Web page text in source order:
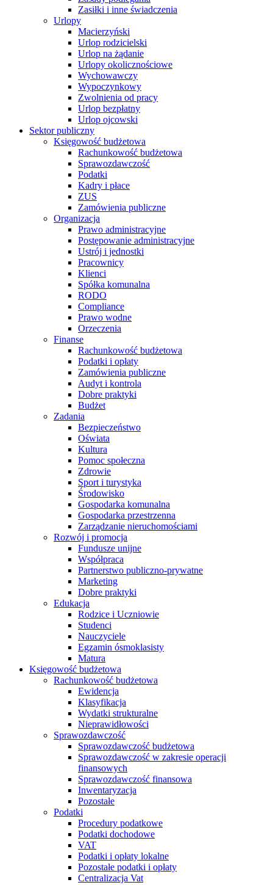
Zasiłki i inne świadczenia
Urlopy
Macierzyński
Urlop rodzicielski
Urlop na żądanie
Urlopy okolicznościowe
Wychowawczy
Wypoczynkowy
Zwolnienia od pracy
Urlop bezpłatny
Urlop ojcowski
Sektor publiczny
Księgowość budżetowa
Rachunkowość budżetowa
Sprawozdawczość
Podatki
Kadry i płace
ZUS
Zamówienia publiczne
Organizacja
Prawo administracyjne
Postępowanie administracyjne
Ustrój i jednostki
Pracownicy
Klienci
Spółka komunalna
RODO
Compliance
Prawo wodne
Orzeczenia
Finanse
Rachunkowość budżetowa
Podatki i opłaty
Zamówienia publiczne
Audyt i kontrola
Dobre praktyki
Budżet
Zadania
Bezpieczeństwo
Oświata
Kultura
Pomoc społeczna
Zdrowie
Sport i turystyka
Środowisko
Gospodarka komunalna
Gospodarka przestrzenna
Zarządzanie nieruchomościami
Rozwój i promocja
Fundusze unijne
Współpraca
Partnerstwo publiczno-prywatne
Marketing
Dobre praktyki
Edukacja
Rodzice i Uczniowie
Studenci
Nauczyciele
Egzamin ósmoklasisty
Matura
Księgowość budżetowa
Rachunkowość budżetowa
Ewidencja
Klasyfikacja
Wydatki strukturalne
Nieprawidłowości
Sprawozdawczość
Sprawozdawczość budżetowa
Sprawozdawczość w zakresie operacji
finansowych
Sprawozdawczość finansowa
Inwentaryzacja
Pozostałe
Podatki
Procedury podatkowe
Podatki dochodowe
VAT
Podatki i opłaty lokalne
Pozostałe podatki i opłaty
Centralizacja Vat